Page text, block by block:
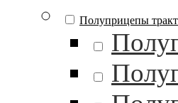
Полуприцепы